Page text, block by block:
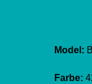
Model:
Farbe: